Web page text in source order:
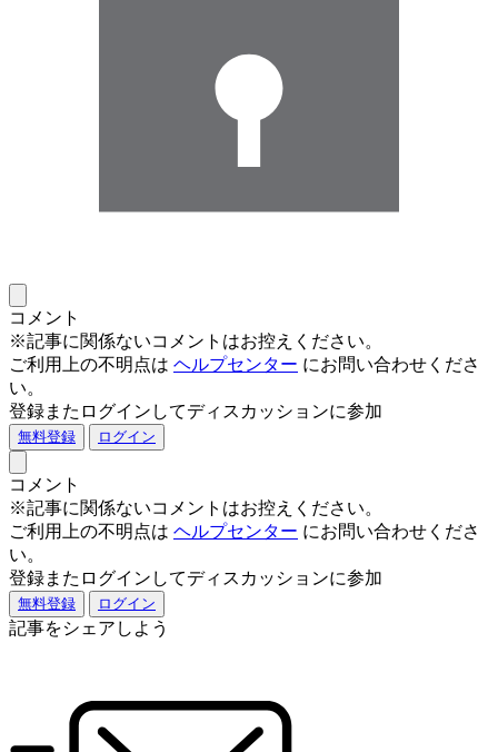
コメント
※記事に関係ないコメントはお控えください。
ご利用上の不明点は ヘルプセンター にお問い合わせくださ
い。
登録またログインしてディスカッションに参加
無料登録 ログイン
コメント
※記事に関係ないコメントはお控えください。
ご利用上の不明点は ヘルプセンター にお問い合わせくださ
い。
登録またログインしてディスカッションに参加
無料登録 ログイン
記事をシェアしよう